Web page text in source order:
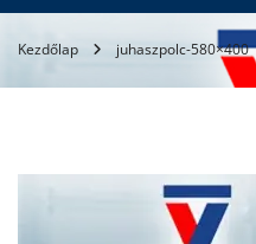
Kezdőlap juhaszpolc-580×400